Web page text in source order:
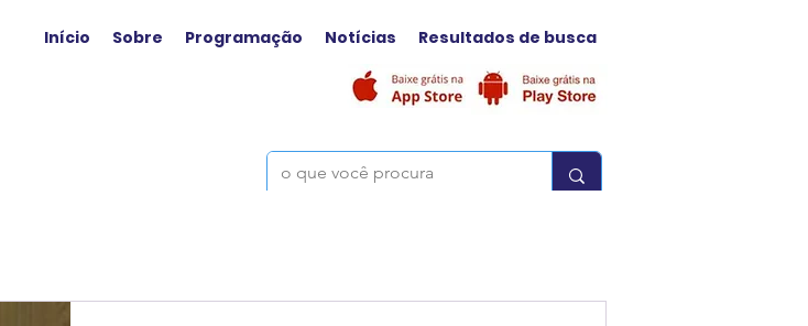
Início Sobre Programação Notícias Resultados de busca